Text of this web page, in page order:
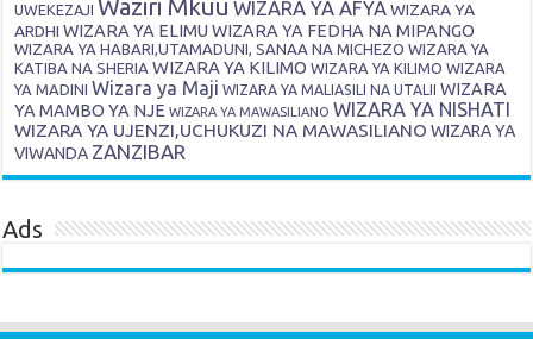
UWEKEZAJI Waziri Mkuu WIZARA YA AFYA WIZARA YA
ARDHI WIZARA YA ELIMU WIZARA YA FEDHA NA MIPANGO
WIZARA YA HABARI,UTAMADUNI, SANAA NA MICHEZO WIZARA YA
KATIBA NA SHERIA WIZARA YA KILIMO WIZARA YA KILIMO WIZARA
YA MADINI Wizara ya Maji WIZARA YA MALIASILI NA UTALII WIZARA
YA MAMBO YA NJE WIZARA YA MAWASILIANO WIZARA YA NISHATI
WIZARA YA UJENZI,UCHUKUZI NA MAWASILIANO WIZARA YA
VIWANDA ZANZIBAR
Ads